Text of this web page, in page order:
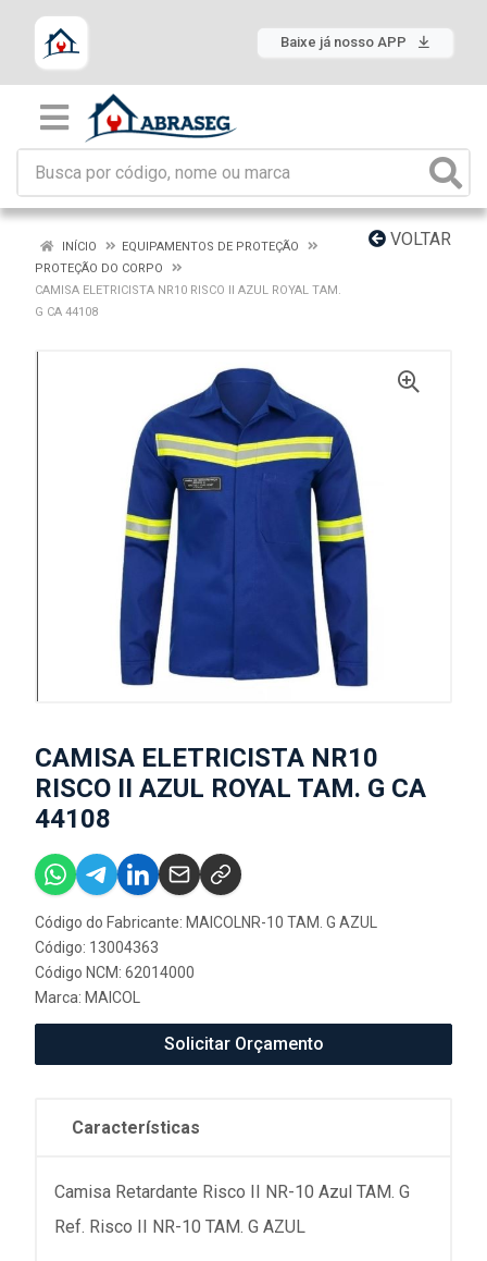
Baixe já nosso APP
VOLTAR
INÍCIO
EQUIPAMENTOS DE PROTEÇÃO
PROTEÇÃO DO CORPO
CAMISA ELETRICISTA NR10 RISCO II AZUL ROYAL TAM.
G CA 44108
CAMISA ELETRICISTA NR10
RISCO II AZUL ROYAL TAM. G CA
44108
Código do Fabricante: MAICOLNR-10 TAM. G AZUL
Código: 13004363
Código NCM: 62014000
Marca: MAICOL
Solicitar Orçamento
Características
Camisa Retardante Risco II NR-10 Azul TAM. G
Ref. Risco II NR-10 TAM. G AZUL